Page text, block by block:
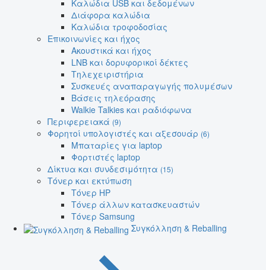
Καλώδια USB και δεδομένων
Διάφορα καλώδια
Καλώδια τροφοδοσίας
Επικοινωνίες και ήχος
Ακουστικά και ήχος
LNB και δορυφορικοί δέκτες
Τηλεχειριστήρια
Συσκευές αναπαραγωγής πολυμέσων
Βάσεις τηλεόρασης
Walkie Talkies και ραδιόφωνα
Περιφερειακά (9)
Φορητοί υπολογιστές και αξεσουάρ (6)
Μπαταρίες για laptop
Φορτιστές laptop
Δίκτυα και συνδεσιμότητα (15)
Τόνερ και εκτύπωση
Τόνερ HP
Τόνερ άλλων κατασκευαστών
Τόνερ Samsung
Συγκόλληση & Reballing